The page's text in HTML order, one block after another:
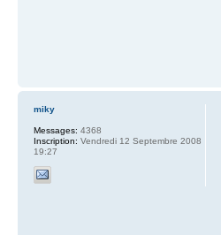
miky
Messages: 4368
Inscription: Vendredi 12 Septembre 2008
19:27